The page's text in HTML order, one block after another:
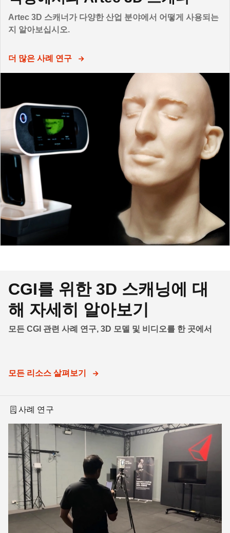
Artec 3D 스캐너가 다양한 산업 분야에서 어떻게 사용되는
지 알아보십시오.
더 많은 사례 연구
CGI를 위한 3D 스캐닝에 대
해 자세히 알아보기
모든 CGI 관련 사례 연구, 3D 모델 및 비디오를 한 곳에서
모든 리소스 살펴보기
사례 연구